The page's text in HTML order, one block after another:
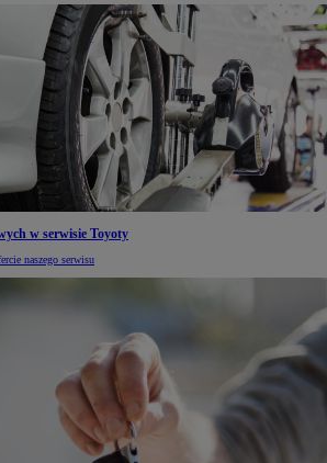
w serwisie Toyoty
naszego serwisu